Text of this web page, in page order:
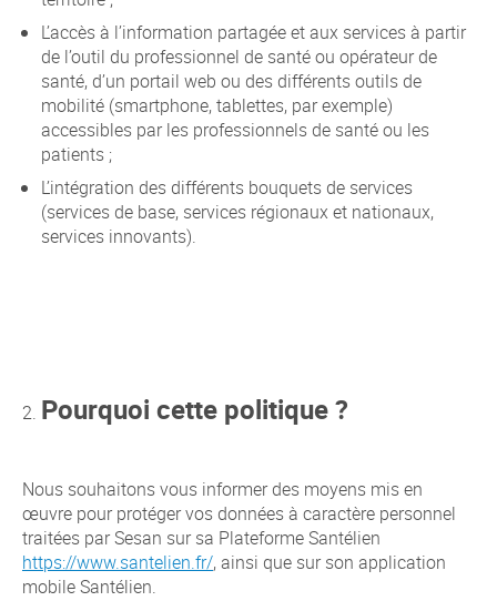
L’accès à l’information partagée et aux services à partir
de l’outil du professionnel de santé ou opérateur de
santé, d’un portail web ou des différents outils de
mobilité (smartphone, tablettes, par exemple)
accessibles par les professionnels de santé ou les
patients ;
L’intégration des différents bouquets de services
(services de base, services régionaux et nationaux,
services innovants).
Pourquoi cette politique ?
Nous souhaitons vous informer des moyens mis en
œuvre pour protéger vos données à caractère personnel
traitées par Sesan sur sa Plateforme Santélien
https://www.santelien.fr/, ainsi que sur son application
mobile Santélien.